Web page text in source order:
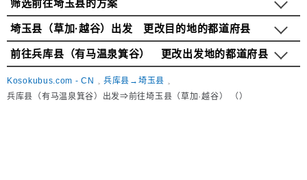
筛选前往埼玉县的方案
埼玉县（草加·越谷）出发 更改目的地的都道府县
前往兵库县（有马温泉箕谷） 更改出发地的都道府县
Kosokubus.com - CN
兵库县→埼玉县
兵库县（有马温泉箕谷）出发⇒前往埼玉县（草加·越谷） （）